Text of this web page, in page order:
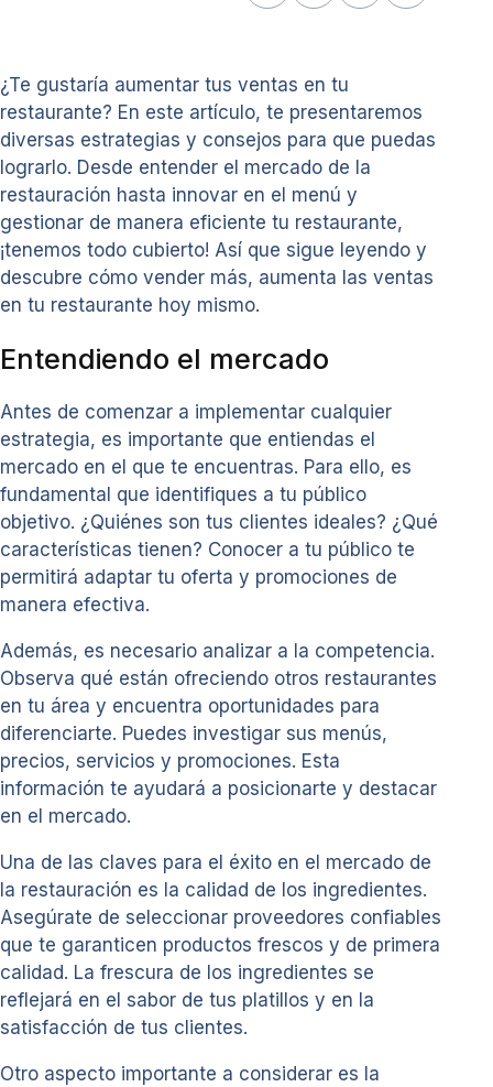
¿Te gustaría aumentar tus ventas en tu
restaurante? En este artículo, te presentaremos
diversas estrategias y consejos para que puedas
lograrlo. Desde entender el mercado de la
restauración hasta innovar en el menú y
gestionar de manera eficiente tu restaurante,
¡tenemos todo cubierto! Así que sigue leyendo y
descubre cómo vender más, aumenta las ventas
en tu restaurante hoy mismo.
Entendiendo el mercado
Antes de comenzar a implementar cualquier
estrategia, es importante que entiendas el
mercado en el que te encuentras. Para ello, es
fundamental que identifiques a tu público
objetivo. ¿Quiénes son tus clientes ideales? ¿Qué
características tienen? Conocer a tu público te
permitirá adaptar tu oferta y promociones de
manera efectiva.
Además, es necesario analizar a la competencia.
Observa qué están ofreciendo otros restaurantes
en tu área y encuentra oportunidades para
diferenciarte. Puedes investigar sus menús,
precios, servicios y promociones. Esta
información te ayudará a posicionarte y destacar
en el mercado.
Una de las claves para el éxito en el mercado de
la restauración es la calidad de los ingredientes.
Asegúrate de seleccionar proveedores confiables
que te garanticen productos frescos y de primera
calidad. La frescura de los ingredientes se
reflejará en el sabor de tus platillos y en la
satisfacción de tus clientes.
Otro aspecto importante a considerar es la